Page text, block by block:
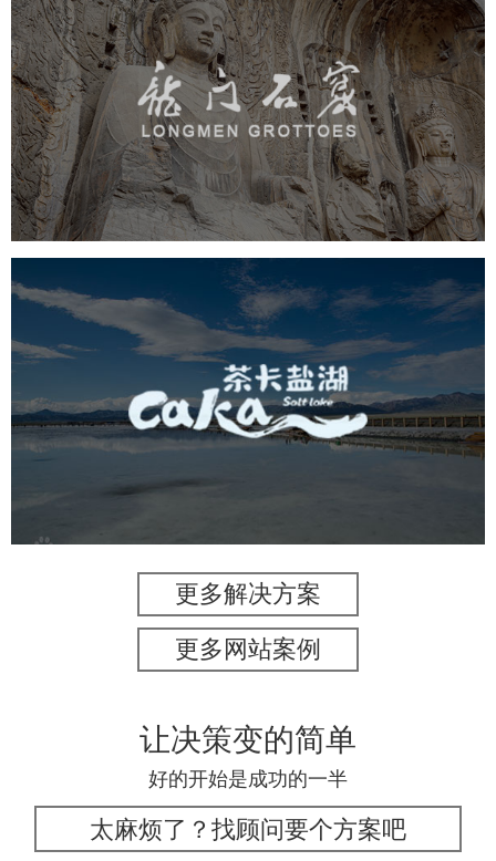
龙门石窟
旅游休闲 景区网站建设 品牌官网 网页设计
茶卡盐湖
更多解决方案
更多网站案例
让决策变的简单
好的开始是成功的一半
太麻烦了？找顾问要个方案吧